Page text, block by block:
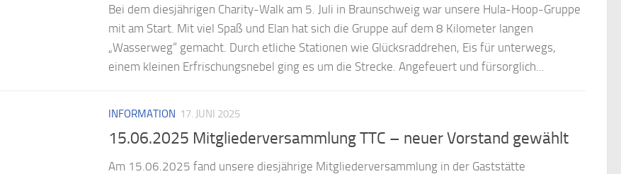
Bei dem diesjährigen Charity-Walk am 5. Juli in Braunschweig war unsere Hula-Hoop-Gruppe
mit am Start. Mit viel Spaß und Elan hat sich die Gruppe auf dem 8 Kilometer langen
„Wasserweg“ gemacht. Durch etliche Stationen wie Glücksraddrehen, Eis für unterwegs,
einem kleinen Erfrischungsnebel ging es um die Strecke. Angefeuert und fürsorglich...
INFORMATION 17. JUNI 2025
15.06.2025 Mitgliederversammlung TTC – neuer Vorstand gewählt
Am 15.06.2025 fand unsere diesjährige Mitgliederversammlung in der Gaststätte